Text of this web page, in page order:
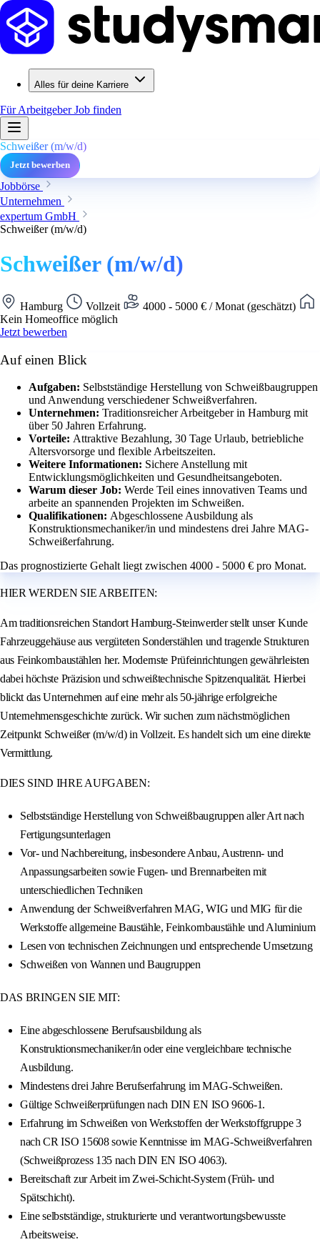
Alles für deine Karriere
Für ArbeitgeberJob finden
Schweißer (m/w/d)
Jetzt bewerben
Jobbörse
Unternehmen
expertum GmbH
Schweißer (m/w/d)
Schweißer (m/w/d)
Hamburg Vollzeit
4000 - 5000 € / Monat (geschätzt)
Kein Homeoffice möglich
Jetzt bewerben
Auf einen Blick
Aufgaben: Selbstständige Herstellung von Schweißbaugruppen
und Anwendung verschiedener Schweißverfahren.
Unternehmen: Traditionsreicher Arbeitgeber in Hamburg mit
über 50 Jahren Erfahrung.
Vorteile: Attraktive Bezahlung, 30 Tage Urlaub, betriebliche
Altersvorsorge und flexible Arbeitszeiten.
Weitere Informationen: Sichere Anstellung mit
Entwicklungsmöglichkeiten und Gesundheitsangeboten.
Warum dieser Job: Werde Teil eines innovativen Teams und
arbeite an spannenden Projekten im Schweißen.
Qualifikationen: Abgeschlossene Ausbildung als
Konstruktionsmechaniker/in und mindestens drei Jahre MAG-
Schweißerfahrung.
Das prognostizierte Gehalt liegt zwischen 4000 - 5000 € pro Monat.
HIER WERDEN SIE ARBEITEN:
Am traditionsreichen Standort Hamburg-Steinwerder stellt unser Kunde
Fahrzeuggehäuse aus vergüteten Sonderstählen und tragende Strukturen
aus Feinkornbaustählen her. Modernste Prüfeinrichtungen gewährleisten
dabei höchste Präzision und schweißtechnische Spitzenqualität. Hierbei
blickt das Unternehmen auf eine mehr als 50-jährige erfolgreiche
Unternehmensgeschichte zurück. Wir suchen zum nächstmöglichen
Zeitpunkt Schweißer (m/w/d) in Vollzeit. Es handelt sich um eine direkte
Vermittlung.
DIES SIND IHRE AUFGABEN:
Selbstständige Herstellung von Schweißbaugruppen aller Art nach
Fertigungsunterlagen
Vor- und Nachbereitung, insbesondere Anbau, Austrenn- und
Anpassungsarbeiten sowie Fugen- und Brennarbeiten mit
unterschiedlichen Techniken
Anwendung der Schweißverfahren MAG, WIG und MIG für die
Werkstoffe allgemeine Baustähle, Feinkornbaustähle und Aluminium
Lesen von technischen Zeichnungen und entsprechende Umsetzung
Schweißen von Wannen und Baugruppen
DAS BRINGEN SIE MIT:
Eine abgeschlossene Berufsausbildung als
Konstruktionsmechaniker/in oder eine vergleichbare technische
Ausbildung.
Mindestens drei Jahre Berufserfahrung im MAG-Schweißen.
Gültige Schweißerprüfungen nach DIN EN ISO 9606-1.
Erfahrung im Schweißen von Werkstoffen der Werkstoffgruppe 3
nach CR ISO 15608 sowie Kenntnisse im MAG-Schweißverfahren
(Schweißprozess 135 nach DIN EN ISO 4063).
Bereitschaft zur Arbeit im Zwei-Schicht-System (Früh- und
Spätschicht).
Eine selbstständige, strukturierte und verantwortungsbewusste
Arbeitsweise.